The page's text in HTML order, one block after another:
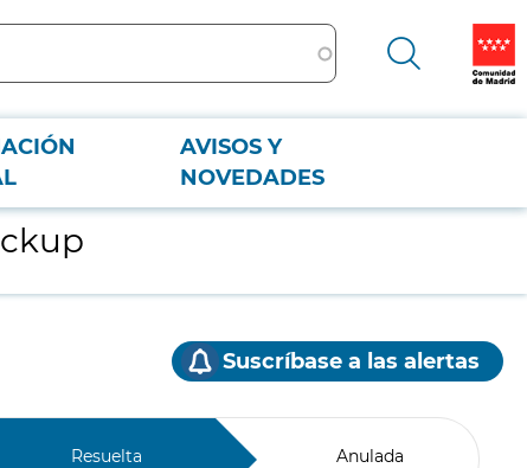
AVISOS Y
NOVEDADES
Suscríbase a las alertas
Resuelta Anulada